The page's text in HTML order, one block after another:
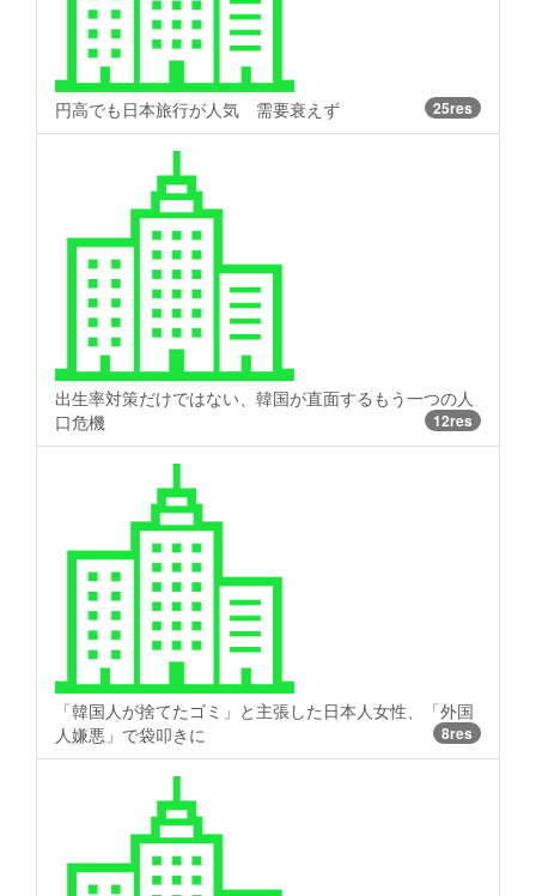
円高でも日本旅行が人気 需要衰えず 25res
出生率対策だけではない、韓国が直面するもう一つの人
口危機
12res
「韓国人が捨てたゴミ」と主張した日本人女性、「外国
人嫌悪」で袋叩きに
8res